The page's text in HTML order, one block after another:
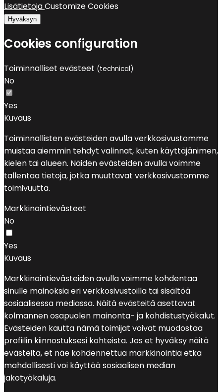
LisätietojaCustomize Cookies
Hyväksyn
Cookies configuration
Toiminnalliset evästeet (technical)
No
Yes
Kuvaus
Toiminnallisten evästeiden avulla verkkosivustomme
muistaa aiemmin tehdyt valinnat, kuten käyttäjänimen,
kielen tai alueen. Näiden evästeiden avulla voimme
tallentaa tietoja, jotka muuttavat verkkosivustomme
toimivuutta.
Markkinointievästeet
No
Yes
Kuvaus
Markkinointievästeiden avulla voimme kohdentaa
sinulle mainoksia eri verkkosivustoilla tai sisältöä
sosiaalisessa mediassa. Näitä evästeitä asettavat
kolmannen osapuolen mainonta- ja kohdistustyökalut.
Evästeiden kautta nämä toimijat voivat muodostaa
profiilin kiinnostuksesi kohteista. Jos et hyväksy näitä
evästeitä, et näe kohdennettua markkinointia etkä
mahdollisesti voi käyttää sosiaalisen median
jakotyökaluja.